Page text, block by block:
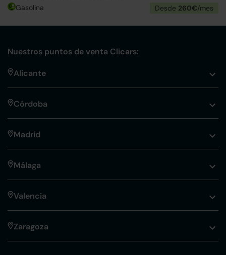
Gasolina Desde 260€/mes
Nuestros puntos de venta Clicars:
Alicante
Córdoba
Madrid
Málaga
Valencia
Zaragoza